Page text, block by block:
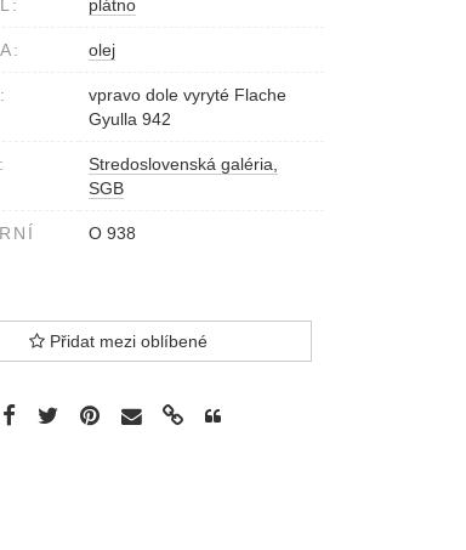
plátno
olej
vpravo dole vyryté Flache
Gyulla 942
Stredoslovenská galéria,
SGB
O 938
Přidat mezi oblíbené